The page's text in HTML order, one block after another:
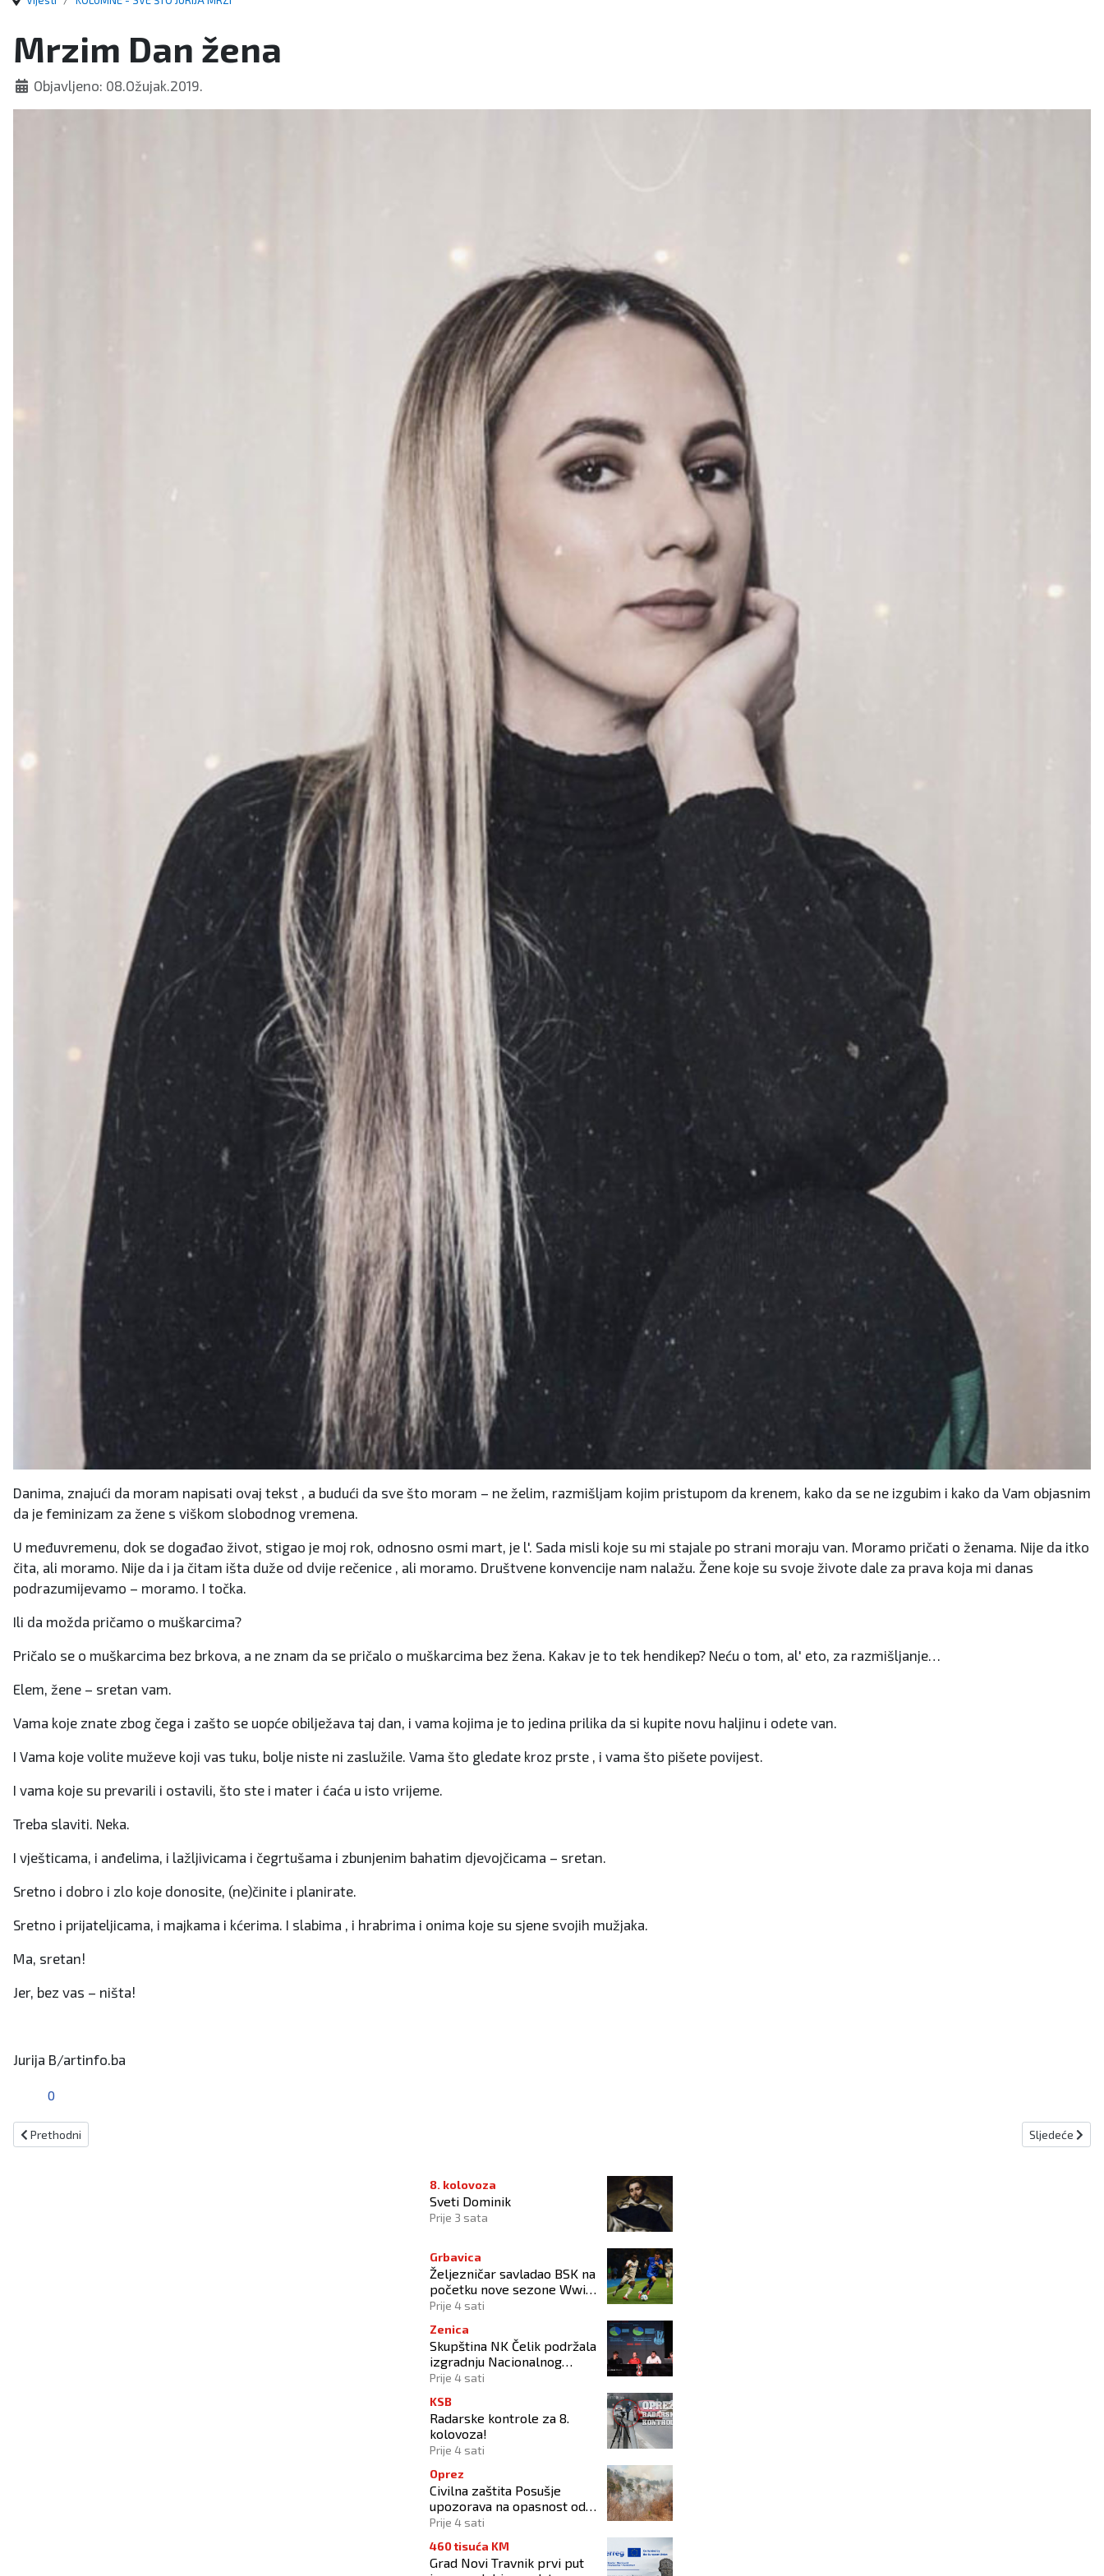
Mrzim Dan žena
Objavljeno: 08.Ožujak.2019.
Danima, znajući da moram napisati ovaj tekst , a budući da sve što moram – ne želim, razmišljam kojim pristupom da krenem, kako da se ne izgubim i kako da Vam objasnim
da je feminizam za žene s viškom slobodnog vremena.
U međuvremenu, dok se događao život, stigao je moj rok, odnosno osmi mart, je l'. Sada misli koje su mi stajale po strani moraju van. Moramo pričati o ženama. Nije da itko
čita, ali moramo. Nije da i ja čitam išta duže od dvije rečenice , ali moramo. Društvene konvencije nam nalažu. Žene koje su svoje živote dale za prava koja mi danas
podrazumijevamo – moramo. I točka.
Ili da možda pričamo o muškarcima?
Pričalo se o muškarcima bez brkova, a ne znam da se pričalo o muškarcima bez žena. Kakav je to tek hendikep? Neću o tom, al' eto, za razmišljanje…
Elem, žene – sretan vam.
Vama koje znate zbog čega i zašto se uopće obilježava taj dan, i vama kojima je to jedina prilika da si kupite novu haljinu i odete van.
I Vama koje volite muževe koji vas tuku, bolje niste ni zaslužile. Vama što gledate kroz prste , i vama što pišete povijest.
I vama koje su prevarili i ostavili, što ste i mater i ćaća u isto vrijeme.
Treba slaviti. Neka.
I vješticama, i anđelima, i lažljivicama i čegrtušama i zbunjenim bahatim djevojčicama – sretan.
Sretno i dobro i zlo koje donosite, (ne)činite i planirate.
Sretno i prijateljicama, i majkama i kćerima. I slabima , i hrabrima i onima koje su sjene svojih mužjaka.
Ma, sretan!
Jer, bez vas – ništa!
Jurija B/artinfo.ba
0
Prethodni članak: Žene koje treba tući
Prethodni Sljedeći
Sljedeće
8. kolovoza
Sveti Dominik
Prije 3 sata
Grbavica
Željezničar savladao BSK na
početku nove sezone Wwin
lige BiH
Prije 4 sati
Zenica
Skupština NK Čelik podržala
izgradnju Nacionalnog
stadiona
Prije 4 sati
KSB
Radarske kontrole za 8.
kolovoza!
Prije 4 sati
Oprez
Civilna zaštita Posušje
upozorava na opasnost od
požara na Blidinju
Prije 4 sati
460 tisuća KM
Grad Novi Travnik prvi put